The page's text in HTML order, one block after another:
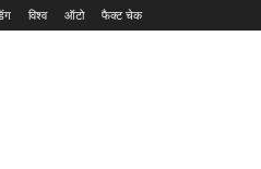
विश्व ऑटो फैक्ट चेक